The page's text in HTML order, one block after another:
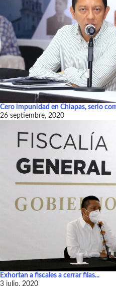
Cero impunidad en Chiapas, serio
26 septiembre, 2020
Exhortan a fiscales a cerrar filas...
3 julio, 2020